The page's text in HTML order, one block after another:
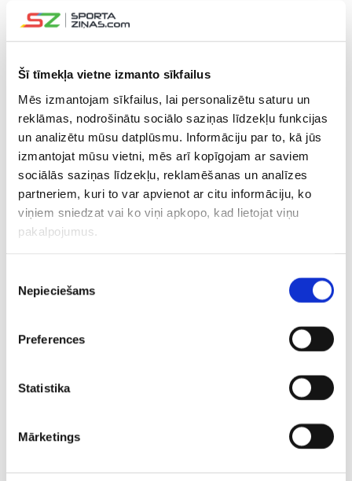
Šī tīmekļa vietne izmanto sīkfailus
Mēs izmantojam sīkfailus, lai personalizētu saturu un
reklāmas, nodrošinātu sociālo saziņas līdzekļu funkcijas
un analizētu mūsu datplūsmu. Informāciju par to, kā jūs
izmantojat mūsu vietni, mēs arī kopīgojam ar saviem
sociālās saziņas līdzekļu, reklamēšanas un analīzes
partneriem, kuri to var apvienot ar citu informāciju, ko
viņiem sniedzat vai ko viņi apkopo, kad lietojat viņu
pakalpojumus.
izvēle
Nepieciešams
Preferences
Statistika
Mārketings
Bijušais Biedriņa
cīņubiedrs pēc ilgas
klusēšanas atgriežas
basketbolā jaunā
VIDEO
Latvijas kadeti
fenomenāli iesāk
spēli un saplosa
“Šobrīd
mierīgs,